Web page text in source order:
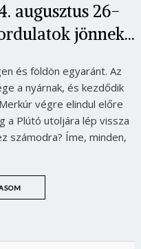
augusztus 26-
jönnek...
és földön egyaránt. Az
a nyárnak, és kezdődik
végre elindul előre
a Plútó utoljára lép vissza
számodra? Íme, minden,